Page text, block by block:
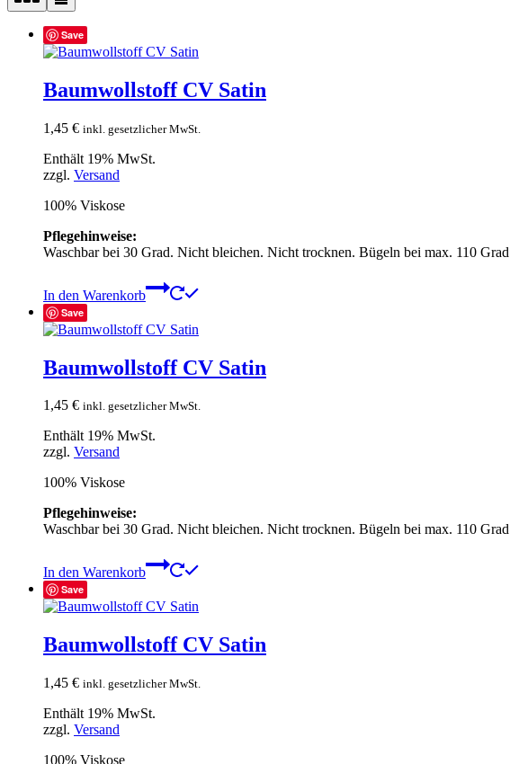
Save
Baumwollstoff CV Satin
1,45 € inkl. gesetzlicher MwSt.
Enthält 19% MwSt.
zzgl. Versand
100% Viskose
Pflegehinweise:
Waschbar bei 30 Grad. Nicht bleichen. Nicht trocknen. Bügeln bei max. 110 Grad
In den Warenkorb
Save
Baumwollstoff CV Satin
1,45 € inkl. gesetzlicher MwSt.
Enthält 19% MwSt.
zzgl. Versand
100% Viskose
Pflegehinweise:
Waschbar bei 30 Grad. Nicht bleichen. Nicht trocknen. Bügeln bei max. 110 Grad
In den Warenkorb
Save
Baumwollstoff CV Satin
1,45 € inkl. gesetzlicher MwSt.
Enthält 19% MwSt.
zzgl. Versand
100% Viskose